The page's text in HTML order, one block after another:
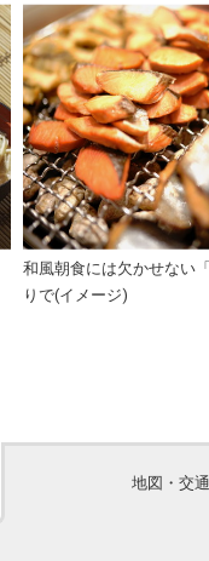
和風朝食には欠かせない
りで(イメージ)
地図・交通